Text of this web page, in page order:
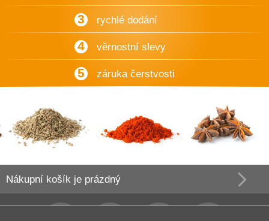
3 rychlé dodání
4 věrnostní slevy
5 záruka čerstvosti
Nákupní košík je prázdný